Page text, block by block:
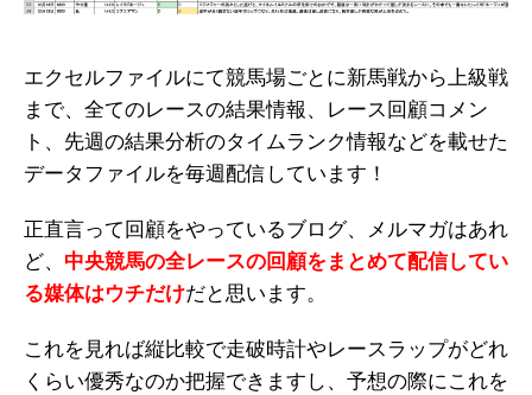
エクセルファイルにて競馬場ごとに新馬戦から上級戦
まで、全てのレースの結果情報、レース回顧コメン
ト、先週の結果分析のタイムランク情報などを載せた
データファイルを毎週配信しています！
正直言って回顧をやっているブログ、メルマガはあれ
ど、 中央競馬の全レースの回顧をまとめて配信してい
る媒体はウチだけだと思います。
これを見れば縦比較で走破時計やレースラップがどれ
くらい優秀なのか把握できますし、予想の際にこれを